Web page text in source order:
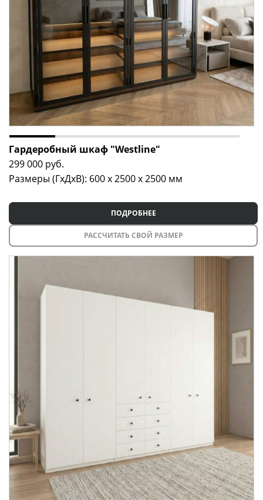
Гардеробный шкаф "Westline"
299 000 руб.
Размеры (ГxДxВ): 600 x 2500 x 2500 мм
ПОДРОБНЕЕ
РАССЧИТАТЬ СВОЙ РАЗМЕР